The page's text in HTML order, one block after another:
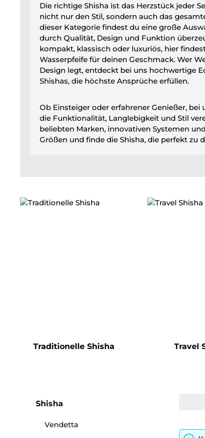
Die richtige Shisha ist das Herzstück jeder
nicht nur den Stil, sondern auch das
dieser Kategorie findest du eine große
durch Qualität, Design und Funktion
kompakt, klassisch oder luxuriös, hier
Wasserpfeife für deinen Geschmack. Wer
Design legt, entdeckt bei uns hochwertige
Shishas, die höchste Ansprüche erfüllen.
Ob Einsteiger oder erfahrener Genießer, bei
die Funktionalität, Langlebigkeit und Stil
beliebten Marken, innovativen Systemen
Größen und finde die Shisha, die perfekt zu
Traditionelle Shisha Travel
Shisha
Vendetta